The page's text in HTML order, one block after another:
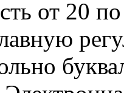
от 20